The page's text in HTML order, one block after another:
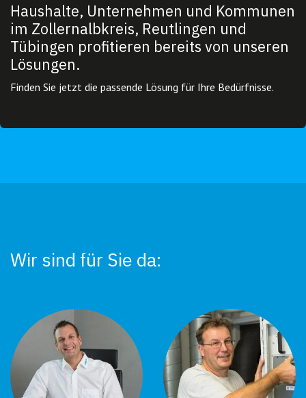
Haushalte, Unternehmen und Kommunen
im Zollernalbkreis, Reutlingen und
Tübingen profitieren bereits von unseren
Lösungen.
Finden Sie jetzt die passende Lösung für Ihre Bedürfnisse.
Wir sind für Sie da: